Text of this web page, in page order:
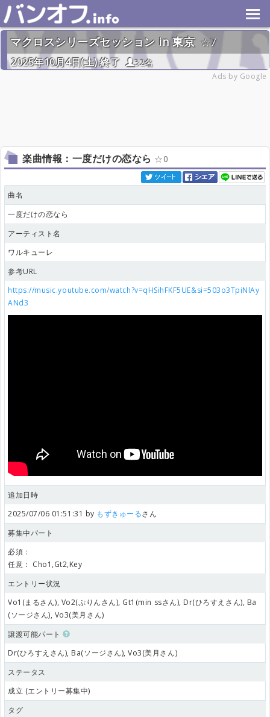
マクロスシリーズセッション in 東京
7
2025年10月4日(土) 終了
32名
Ads by Google
楽曲情報：一度だけの恋なら 0
曲名
一度だけの恋なら
アーティスト名
ワルキューレ
参考URL
https://music.youtube.com/watch?v=qHSihFKF5UE&si=503o3TpiNlAy
ANd3
追加日時
2025/07/06 01:51:31 by もずきゅーるさん
募集中パート
必須：
任意： Cho1,Gt2,Key
エントリー状況
Vo1(まるさん), Vo2(ぷりんさん), Gt1(min ssさん), Dr(ひろすえさん), Ba
(ソージさん), Vo3(美月さん)
譲渡可能パート
Dr(ひろすえさん), Ba(ソージさん), Vo3(美月さん)
ステータス
成立 (エントリー募集中)
タグ